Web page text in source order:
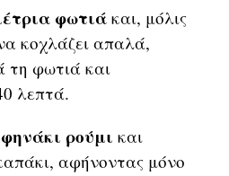
φωτιά και, μόλις
κοχλάζει απαλά,
τη φωτιά και
λεπτά.
ρούμι και
αφήνοντας μόνο